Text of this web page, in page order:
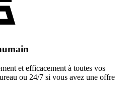
et efficacement à toutes vos
ou 24/7 si vous avez une offre